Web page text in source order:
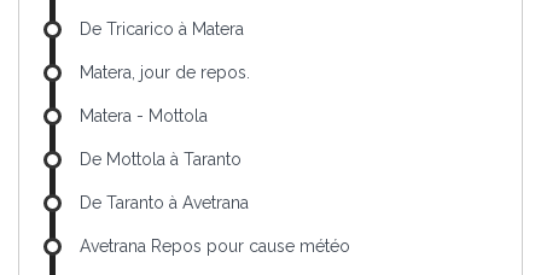
De Tricarico à Matera
Matera, jour de repos.
Matera - Mottola
De Mottola à Taranto
De Taranto à Avetrana
Avetrana Repos pour cause météo